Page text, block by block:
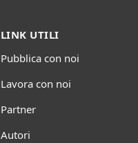
LINK UTILI
Pubblica con noi
Lavora con noi
Partner
Autori